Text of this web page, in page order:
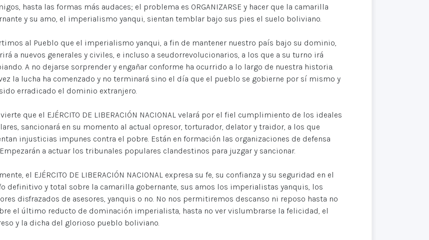
hasta las formas más audaces; el problema es ORGANIZARSE y hacer que la camarilla
y su amo, el imperialismo yanqui, sientan temblar bajo sus pies el suelo boliviano.
al Pueblo que el imperialismo yanqui, a fin de mantener nuestro país bajo su dominio,
a nuevos generales y civiles, e incluso a seudorrevolucionarios, a los que a su turno irá
A no dejarse sorprender y engañar conforme ha ocurrido a lo largo de nuestra historia.
la lucha ha comenzado y no terminará sino el día que el pueblo se gobierne por sí mismo y
erradicado el dominio extranjero.
que el EJÉRCITO DE LIBERACIÓN NACIONAL velará por el fiel cumplimiento de los ideales
sancionará en su momento al actual opresor, torturador, delator y traidor, a los que
injusticias impunes contra el pobre. Están en formación las organizaciones de defensa
a actuar los tribunales populares clandestinos para juzgar y sancionar.
el EJÉRCITO DE LIBERACIÓN NACIONAL expresa su fe, su confianza y su seguridad en el
definitivo y total sobre la camarilla gobernante, sus amos los imperialistas yanquis, los
disfrazados de asesores, yanquis o no. No nos permitiremos descanso ni reposo hasta no
el último reducto de dominación imperialista, hasta no ver vislumbrarse la felicidad, el
y la dicha del glorioso pueblo boliviano.